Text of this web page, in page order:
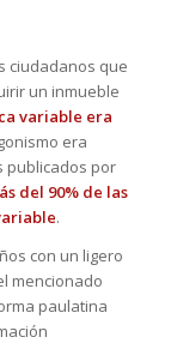
ciudadanos que
un inmueble
variable era
era
publicados por
del 90% de las
.
con un ligero
mencionado
paulatina